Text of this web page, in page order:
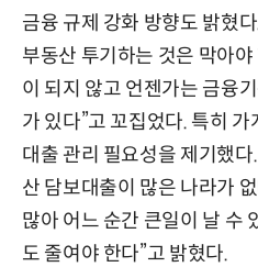
금융 규제 강화 방향도 밝혔
부동산 투기하는 것은 막아
이 되지 않고 언젠가는 금융
가 있다”고 꼬집었다. 특히
대출 관리 필요성을 제기했
산 담보대출이 많은 나라가
많아 어느 순간 큰일이 날 수
도 줄여야 한다”고 밝혔다.